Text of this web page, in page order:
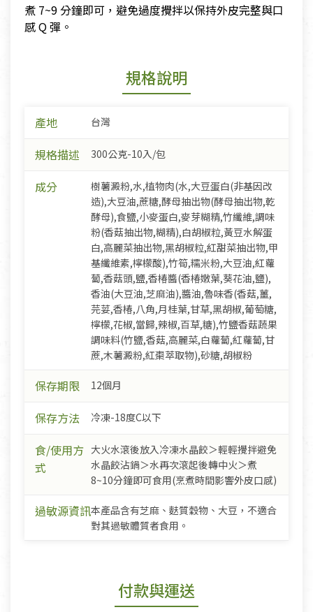
煮 7~9 分鐘即可，避免過度攪拌以保持外皮完整與口
感 Q 彈。
規格說明
產地 台灣
規格描述 300公克-10入/包
成分
樹薯澱粉,水,植物肉(水,大豆蛋白(非基因改
造),大豆油,蔗糖,酵母抽出物(酵母抽出物,乾
酵母),食鹽,小麥蛋白,麥芽糊精,竹纖維,調味
粉(香菇抽出物,糊精),白胡椒粒,黃豆水解蛋
白,高麗菜抽出物,黑胡椒粒,紅甜菜抽出物,甲
基纖維素,檸檬酸),竹筍,糯米粉,大豆油,紅蘿
蔔,香菇頭,鹽,香椿醬(香椿嫩葉,葵花油,鹽),
香油(大豆油,芝麻油),醬油,魯味香(香菇,薑,
芫荽,香椿,八角,月桂葉,甘草,黑胡椒,葡萄糖,
檸檬,花椒,當歸,辣椒,百草,糖),竹鹽香菇蔬果
調味料(竹鹽,香菇,高麗菜,白蘿蔔,紅蘿蔔,甘
蔗,木薯澱粉,紅棗萃取物),砂糖,胡椒粉
保存期限 12個月
保存方法 冷凍-18度C以下
食/使用方
式
大火水滾後放入冷凍水晶餃＞輕輕攪拌避免
水晶餃沾鍋＞水再次滾起後轉中火＞煮
8~10分鐘即可食用(烹煮時間影響外皮口感)
過敏源資訊本產品含有芝麻、麩質穀物、大豆，不適合
對其過敏體質者食用。
付款與運送